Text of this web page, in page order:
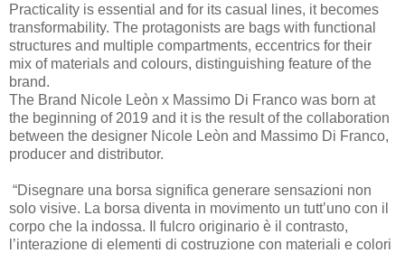
Practicality is essential and for its casual lines, it becomes
transformability. The protagonists are bags with functional
structures and multiple compartments, eccentrics for their
mix of materials and colours, distinguishing feature of the
brand.
The Brand Nicole Leòn x Massimo Di Franco was born at
the beginning of 2019 and it is the result of the collaboration
between the designer Nicole Leòn and Massimo Di Franco,
producer and distributor.
“Disegnare una borsa significa generare sensazioni non
solo visive. La borsa diventa in movimento un tutt’uno con il
corpo che la indossa. Il fulcro originario è il contrasto,
l’interazione di elementi di costruzione con materiali e colori